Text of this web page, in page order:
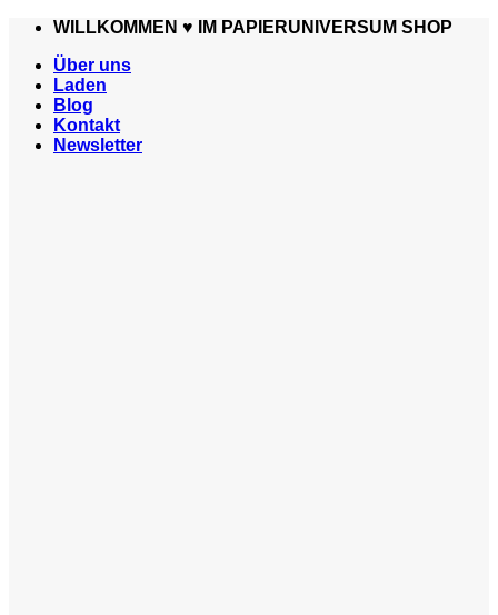
Zum
springen
WILLKOMMEN ♥️ IM PAPIERUNIVERSUM SHOP
Über uns
Laden
Blog
Kontakt
Newsletter